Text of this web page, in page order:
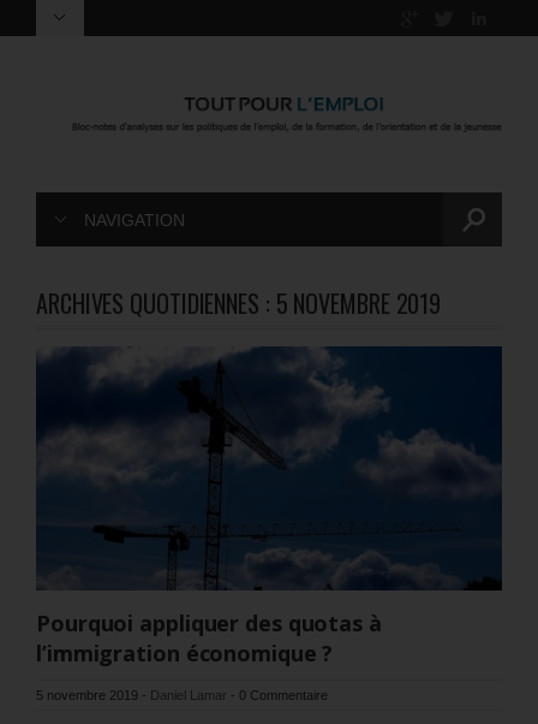
NAVIGATION
ARCHIVES QUOTIDIENNES : 5 NOVEMBRE 2019
Pourquoi appliquer des quotas à
l’immigration économique ?
5 novembre 2019 - Daniel Lamar - 0 Commentaire